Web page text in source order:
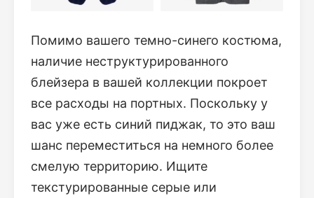
Помимо вашего темно-синего костюма,
наличие неструктурированного
блейзера в вашей коллекции покроет
все расходы на портных. Поскольку у
вас уже есть синий пиджак, то это ваш
шанс переместиться на немного более
смелую территорию. Ищите
текстурированные серые или